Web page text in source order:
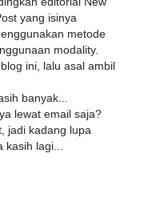
yang isinya
metode
modality.
ini, lalu asal ambil
banyak...
lewat email saja?
jadi kadang lupa
lagi...